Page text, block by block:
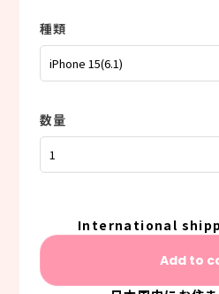
種類
数量
International
Add to